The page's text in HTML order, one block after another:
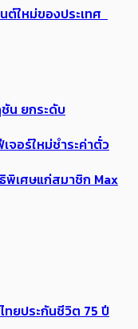
ต์ใหม่ของประเทศ
น ยกระดับ
จอร์ใหม่ชำระค่าตั๋ว
เศษแก่สมาชิก Max
ทยประกันชีวิต 75 ปี